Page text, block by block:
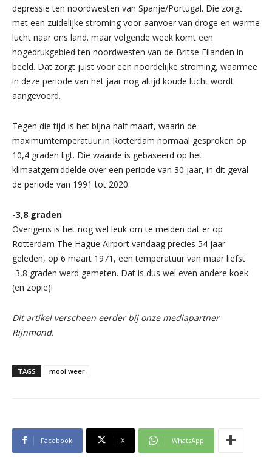
depressie ten noordwesten van Spanje/Portugal. Die zorgt
met een zuidelijke stroming voor aanvoer van droge en warme
lucht naar ons land. maar volgende week komt een
hogedrukgebied ten noordwesten van de Britse Eilanden in
beeld. Dat zorgt juist voor een noordelijke stroming, waarmee
in deze periode van het jaar nog altijd koude lucht wordt
aangevoerd.
Tegen die tijd is het bijna half maart, waarin de
maximumtemperatuur in Rotterdam normaal gesproken op
10,4 graden ligt. Die waarde is gebaseerd op het
klimaatgemiddelde over een periode van 30 jaar, in dit geval
de periode van 1991 tot 2020.
-3,8 graden
Overigens is het nog wel leuk om te melden dat er op
Rotterdam The Hague Airport vandaag precies 54 jaar
geleden, op 6 maart 1971, een temperatuur van maar liefst
-3,8 graden werd gemeten. Dat is dus wel even andere koek
(en zopie)!
Dit artikel verscheen eerder bij onze mediapartner
Rijnmond.
TAGS mooi weer
Facebook X WhatsApp